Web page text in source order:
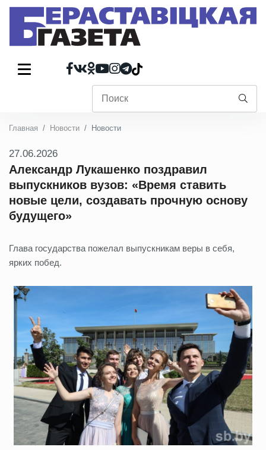
Главная Новости Новости
27.06.2026
Александр Лукашенко поздравил
выпускников вузов: «Время ставить
новые цели, создавать прочную основу
будущего»
Глава государства пожелал выпускникам веры в себя,
ярких побед.